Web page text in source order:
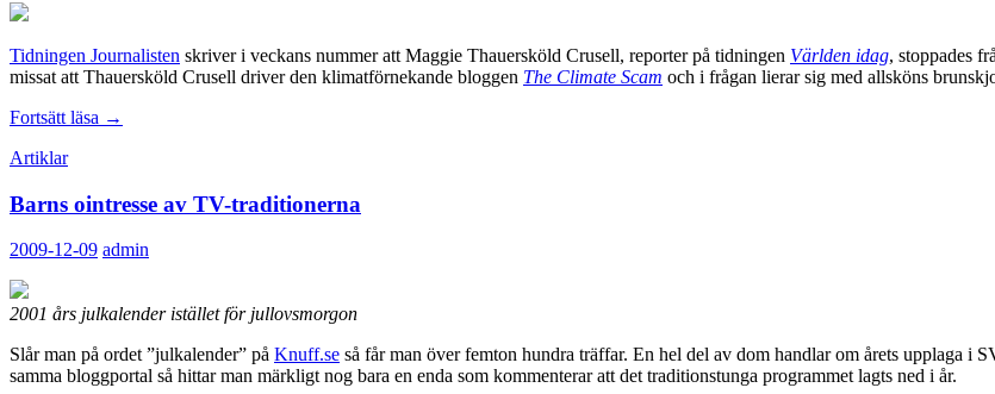
Tidningen Journalisten skriver i veckans nummer att Maggie Thauersköld Crusell, reporter på tidningen Världen idag, stoppades
missat att Thauersköld Crusell driver den klimatförnekande bloggen The Climate Scam och i frågan lierar sig med allsköns
Fortsätt läsa Pressfrihet
→
Artiklar
Barns ointresse av TV-traditionerna
2009-12-09 admin
2001 års julkalender istället för jullovsmorgon
Slår man på ordet ”julkalender” på Knuff.se så får man över femton hundra träffar. En hel del av dom handlar om årets upplaga i
samma bloggportal så hittar man märkligt nog bara en enda som kommenterar att det traditionstunga programmet lagts ned i år.